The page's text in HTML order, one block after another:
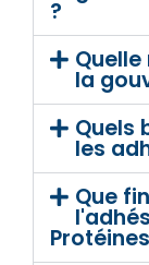
?
la
Quels
les
Que